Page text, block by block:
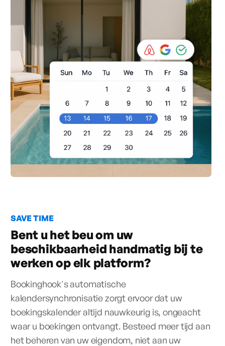
SAVE TIME
Bent u het beu om uw
beschikbaarheid handmatig bij te
werken op elk platform?
Bookinghook's automatische
kalendersynchronisatie zorgt ervoor dat uw
boekingskalender altijd nauwkeurig is, ongeacht
waar u boekingen ontvangt. Besteed meer tijd aan
het beheren van uw eigendom, niet aan uw